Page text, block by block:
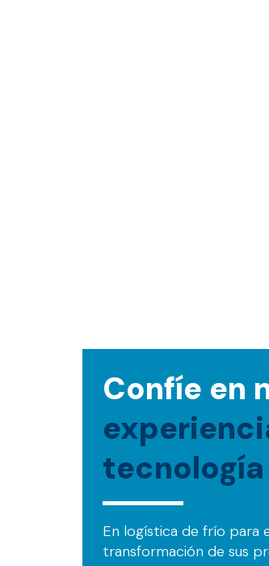
Confíe en
En logística de frío para
transformación de sus